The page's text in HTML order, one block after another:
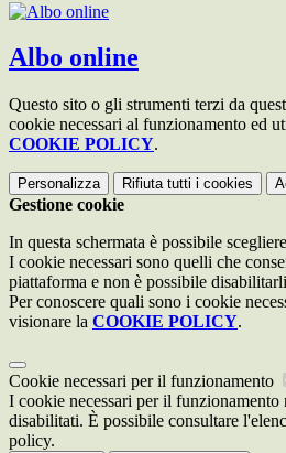
Albo online
Questo sito o gli strumenti terzi da
cookie necessari al funzionamento ed
COOKIE POLICY.
Personalizza Rifiuta tutti i cookies
Gestione cookie
In questa schermata è possibile
I cookie necessari sono quelli che
piattaforma e non è possibile
Per conoscere quali sono i cookie
visionare la COOKIE POLICY.
Cookie necessari per il funzionamento
I cookie necessari per il funzionamento
disabilitati. È possibile consultare
policy.